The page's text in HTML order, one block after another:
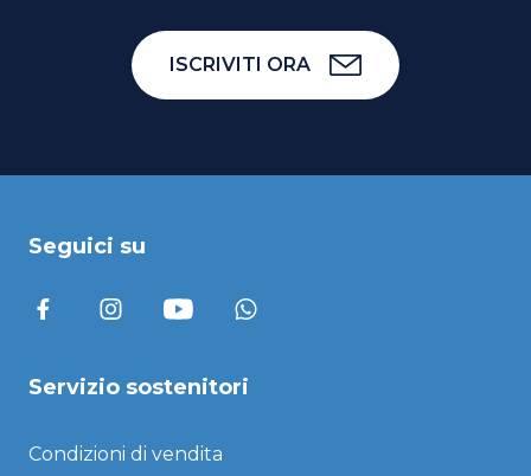
ISCRIVITI ORA
Seguici su
Servizio sostenitori
Condizioni di vendita